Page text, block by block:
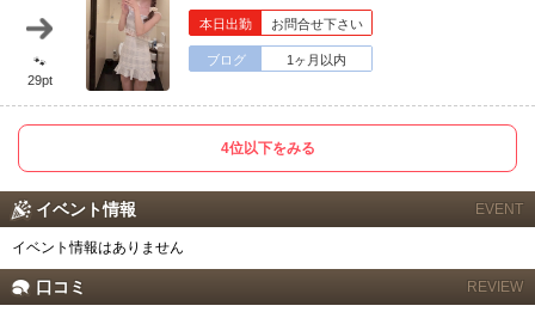
🐾
29pt
本日出勤 お問合せ下さい
ブログ 1ヶ月以内
4位以下をみる
イベント情報 EVENT
イベント情報はありません
口コミ REVIEW